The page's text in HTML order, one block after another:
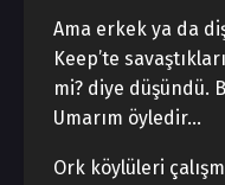
Ama erkek ya da
Keep’te
mi? diye düşündü.
Umarım öyledir…
Ork köylüleri